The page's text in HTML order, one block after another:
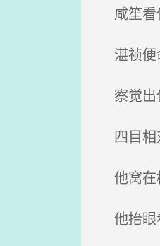
咸笙看
湛祯便
察觉出
四目相
他窝在
他抬眼